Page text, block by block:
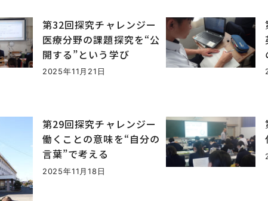
第32回探究チャレンジー
医療分野の課題探究を“公
開する”という学び
2025年11月21日
第29回探究チャレンジー
働くことの意味を“自分の
言葉”で考える
2025年11月18日